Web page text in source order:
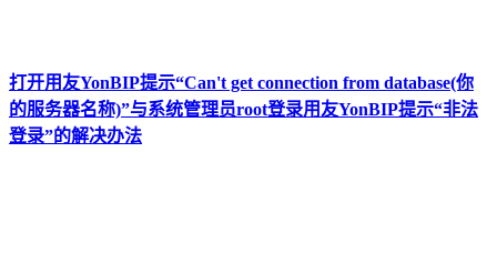
打开用友YonBIP提示“Can't get connection from database(你
的服务器名称)”与系统管理员root登录用友YonBIP提示“非法
登录”的解决办法